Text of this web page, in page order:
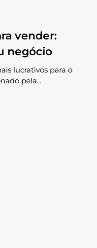
vender:
negócio
lucrativos para o
pela...